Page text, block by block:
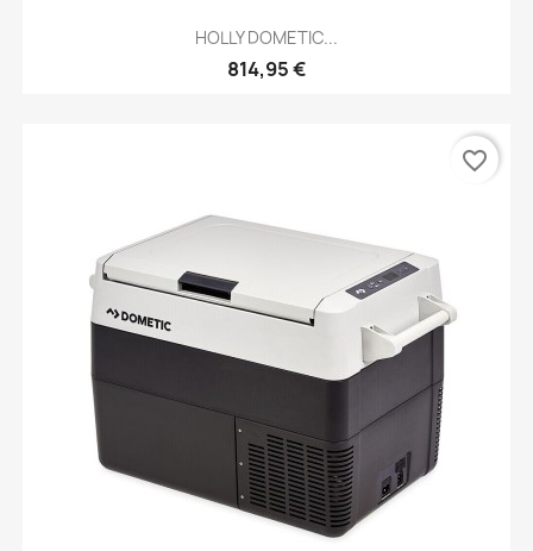
HOLLY DOMETIC...
814,95 €
favorite_border